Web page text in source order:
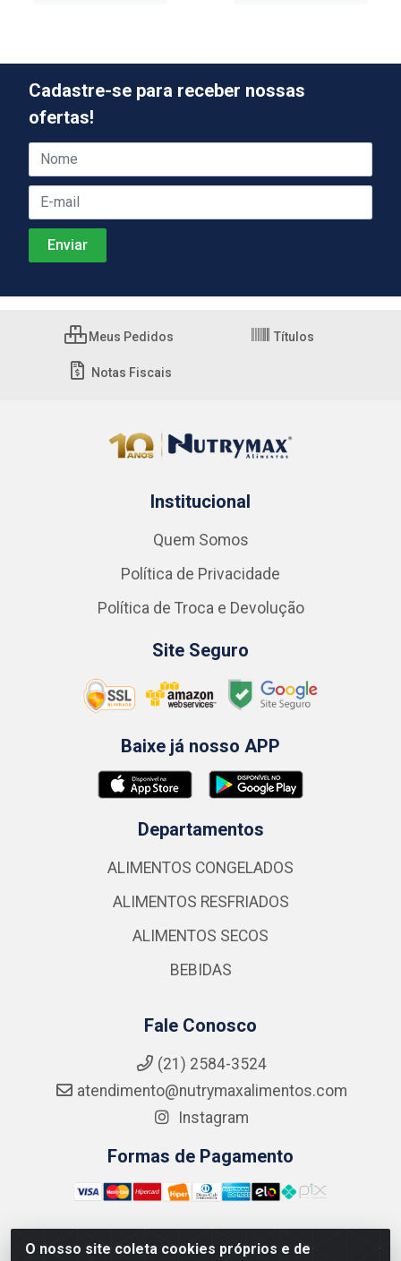
O nosso site coleta cookies próprios e de
Cadastre-se para receber nossas
ofertas!
Meus Pedidos Títulos
Notas Fiscais
Institucional
Quem Somos
Política de Privacidade
Política de Troca e Devolução
Site Seguro
Baixe já nosso APP
Departamentos
ALIMENTOS CONGELADOS
ALIMENTOS RESFRIADOS
ALIMENTOS SECOS
BEBIDAS
Fale Conosco
(21) 2584-3524
atendimento@nutrymaxalimentos.com
Instagram
Formas de Pagamento